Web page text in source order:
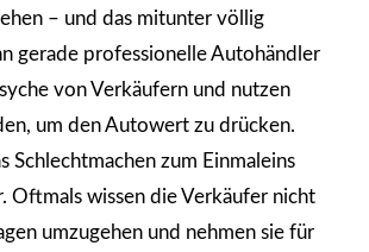
– und das mitunter völlig
gerade professionelle Autohändler
von Verkäufern und nutzen
um den Autowert zu drücken.
Schlechtmachen zum Einmaleins
Oftmals wissen die Verkäufer nicht
umzugehen und nehmen sie für